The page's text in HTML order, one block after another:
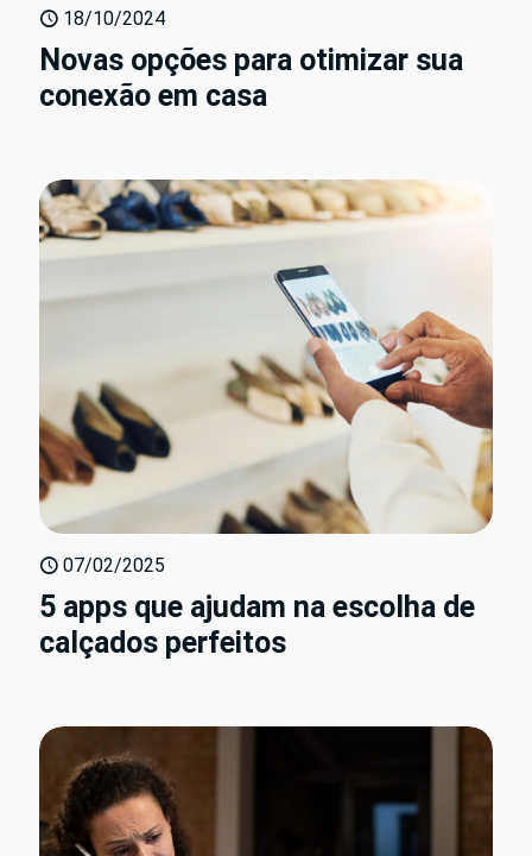
18/10/2024
Novas opções para otimizar sua
conexão em casa
07/02/2025
5 apps que ajudam na escolha de
calçados perfeitos